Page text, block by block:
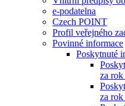
e-podatelna
Czech POINT
Profil veřejného
Povinné informace
Poskytnuté
za
za